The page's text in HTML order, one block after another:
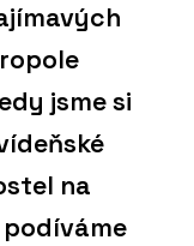
jsme si
na